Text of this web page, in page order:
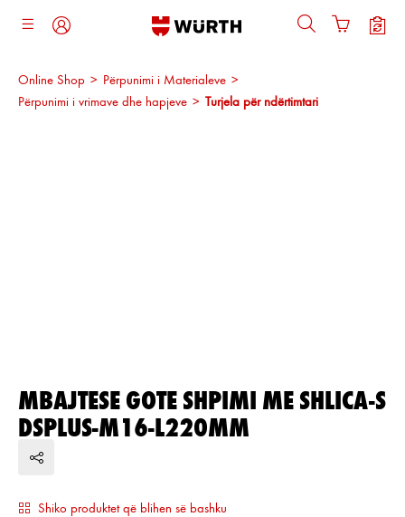
kryesore
Online Shop > Përpunimi i Materialeve >
Përpunimi i vrimave dhe hapjeve > Turjela për ndërtimtari
MBAJTESE GOTE SHPIMI ME SHLICA-S
DSPLUS-M16-L220MM
Shiko produktet që blihen së bashku